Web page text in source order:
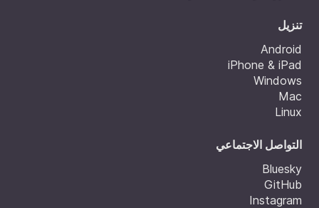
تنزيل
Android
iPhone & iPad
Windows
Mac
Linux
التواصل الاجتماعي
Bluesky
GitHub
Instagram